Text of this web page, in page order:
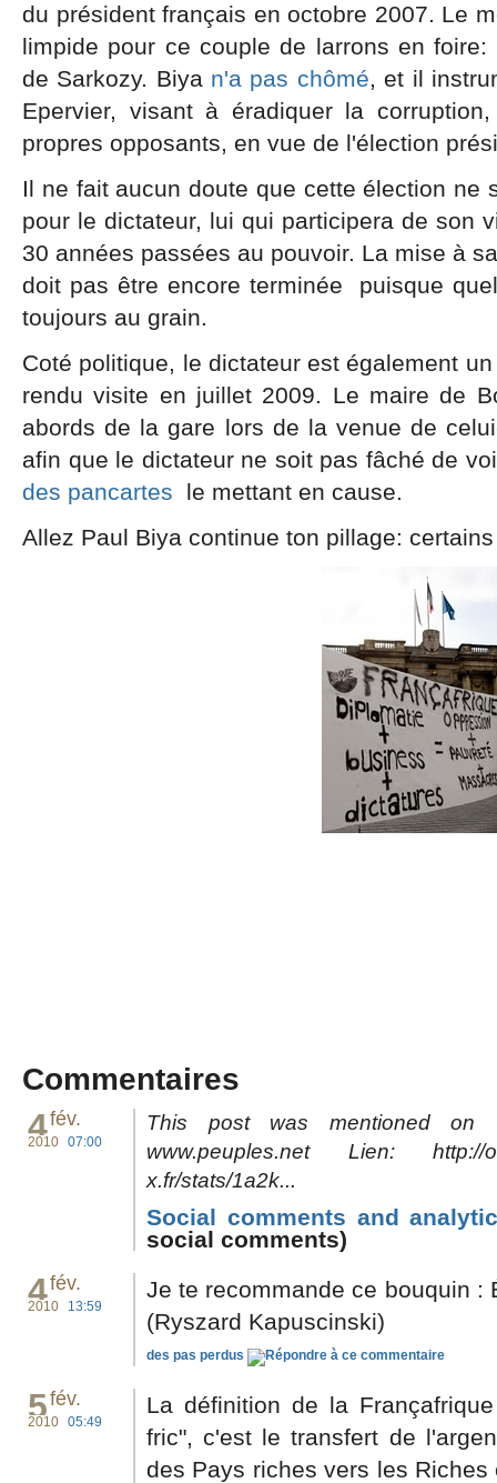
du président français en octobre 2007. Le
limpide pour ce couple de larrons en
de Sarkozy. Biya n'a pas chômé, et il
Epervier, visant à éradiquer la
propres opposants, en vue de l'élection
Il ne fait aucun doute que cette élection ne
pour le dictateur, lui qui participera de son
30 années passées au pouvoir. La mise à
doit pas être encore terminée puisque
toujours au grain.
Coté politique, le dictateur est également
rendu visite en juillet 2009. Le maire de
abords de la gare lors de la venue de
afin que le dictateur ne soit pas fâché de
des pancartes
le mettant en cause.
Allez Paul Biya continue ton pillage:
Commentaires
4fév.
2010 07:00
This post was mentioned on
www.peuples.net Lien:
x.fr/stats/1a2k...
Social comments and
social comments)
4fév.
2010 13:59
Je te recommande ce bouquin :
(Ryszard Kapuscinski)
des pas perdus
5fév.
2010 05:49
La définition de la
fric", c'est le transfert de
des Pays riches vers les